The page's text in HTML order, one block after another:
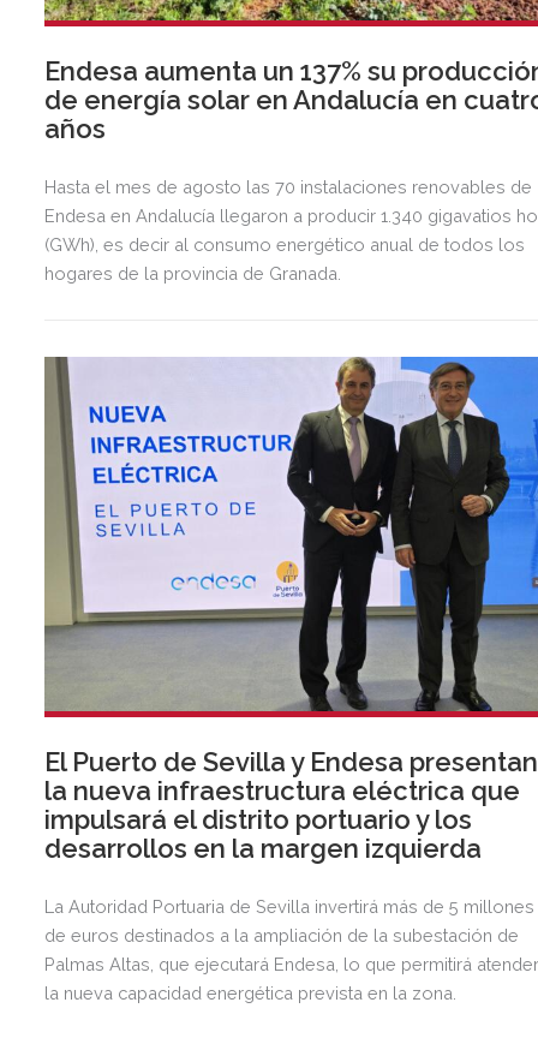
Endesa aumenta un 137% su
de energía solar en Andalucía en
años
Hasta el mes de agosto las 70 instalaciones renovables de
Endesa en Andalucía llegaron a producir 1.340 gigavatios
(GWh), es decir al consumo energético anual de todos los
hogares de la provincia de Granada.
El Puerto de Sevilla y Endesa presentan
la nueva infraestructura eléctrica que
impulsará el distrito portuario y los
desarrollos en la margen izquierda
La Autoridad Portuaria de Sevilla invertirá más de 5 millones
de euros destinados a la ampliación de la subestación de
Palmas Altas, que ejecutará Endesa, lo que permitirá
la nueva capacidad energética prevista en la zona.